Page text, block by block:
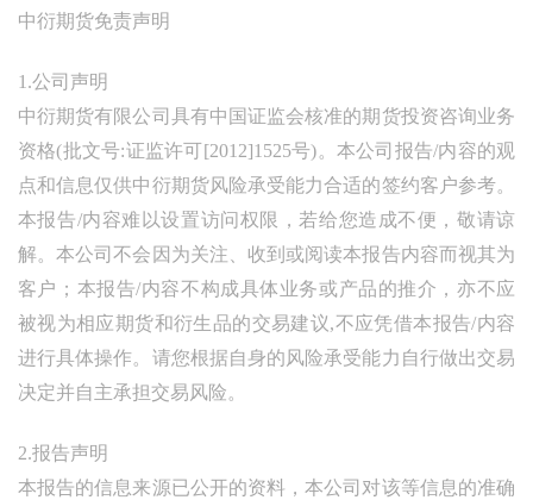
中衍期货免责声明
1.公司声明
中衍期货有限公司具有中国证监会核准的期货投资咨询业务
资格(批文号:证监许可[2012]1525号)。本公司报告/内容的观
点和信息仅供中衍期货风险承受能力合适的签约客户参考。
本报告/内容难以设置访问权限，若给您造成不便，敬请谅
解。本公司不会因为关注、收到或阅读本报告内容而视其为
客户；本报告/内容不构成具体业务或产品的推介，亦不应
被视为相应期货和衍生品的交易建议,不应凭借本报告/内容
进行具体操作。请您根据自身的风险承受能力自行做出交易
决定并自主承担交易风险。
2.报告声明
本报告的信息来源已公开的资料，本公司对该等信息的准确